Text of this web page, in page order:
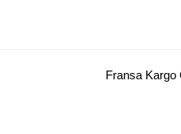
Fransa Kargo